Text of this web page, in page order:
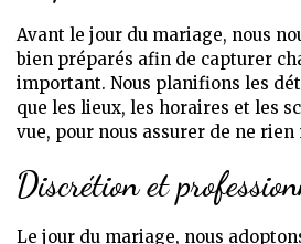
Avant le jour du mariage, nous
bien préparés afin de capturer
important. Nous planifions les
que les lieux, les horaires et les
vue, pour nous assurer de ne rien
Discrétion et
Le jour du mariage, nous